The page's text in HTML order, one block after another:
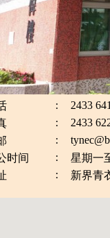
:
2433
:
2433
:
时间
:
星期一
: 新界青